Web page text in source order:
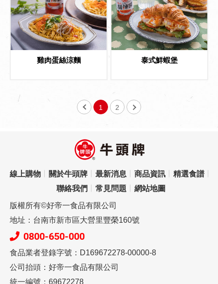
雞肉蛋絲涼麵 泰式鮮蝦堡
1 2
線上購物 關於牛頭牌 最新消息 商品資訊
精選食譜
聯絡我們
常見問題 網站地圖
版權所有©好帝一食品有限公司
地址：台南市新市區大營里豐榮160號
0800-650-000
食品業者登錄字號：D169672278-00000-8
公司抬頭：好帝一食品有限公司
統一編號：69672278